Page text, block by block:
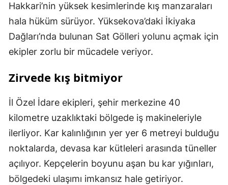
Hakkari’nin yüksek kesimlerinde kış manzaraları
hala hüküm sürüyor. Yüksekova’daki İkiyaka
Dağları’nda bulunan Sat Gölleri yolunu açmak için
ekipler zorlu bir mücadele veriyor.
Zirvede kış bitmiyor
İl Özel İdare ekipleri, şehir merkezine 40
kilometre uzaklıktaki bölgede iş makineleriyle
ilerliyor. Kar kalınlığının yer yer 6 metreyi bulduğu
noktalarda, devasa kar kütleleri arasında tüneller
açılıyor. Kepçelerin boyunu aşan bu kar yığınları,
bölgedeki ulaşımı imkansız hale getiriyor.